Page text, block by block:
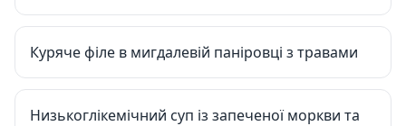
Куряче філе в мигдалевій паніровці з травами
Низькоглікемічний суп із запеченої моркви та